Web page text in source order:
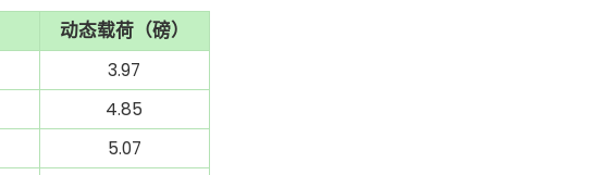
动态载荷（磅）
3.97
4.85
5.07